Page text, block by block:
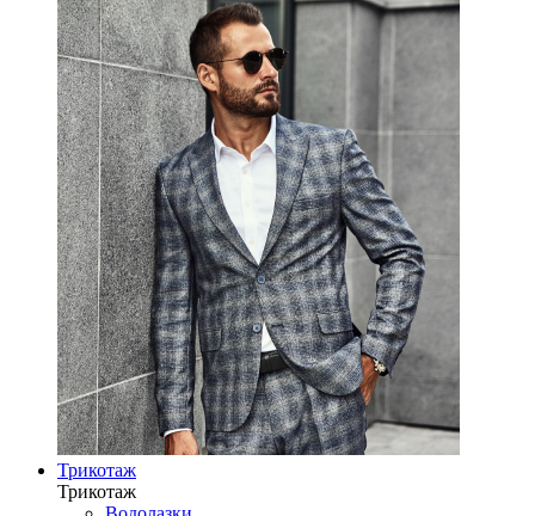
Трикотаж
Трикотаж